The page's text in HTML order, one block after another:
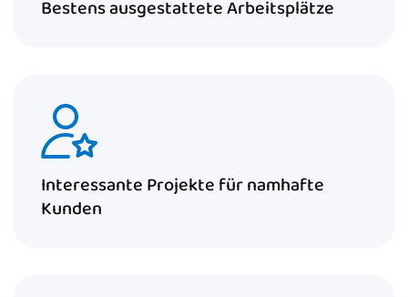
Bestens ausgestattete Arbeitsplätze
Interessante Projekte für namhafte
Kunden